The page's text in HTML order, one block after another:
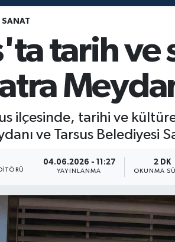
SANAT
tarih ve
ilçesinde, tarihi ve
ve Tarsus Belediyesi
04.06.2026 - 11:27
YAYINLANMA
2 DK
OKUNMA